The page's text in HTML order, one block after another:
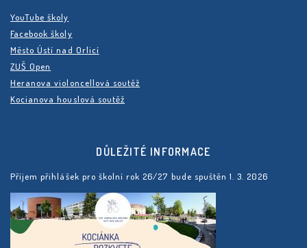
YouTube školy
Facebook školy
Město Ústí nad Orlicí
ZUŠ Open
Heranova violoncellová soutěž
Kocianova houslová soutěž
DŮLEŽITÉ INFORMACE
Příjem přihlášek pro školní rok 26/27 bude spuštěn 1. 3. 2026